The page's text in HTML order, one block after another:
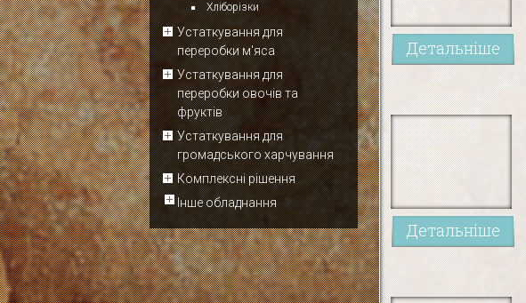
Хліборізки
Устаткування для
переробки м'яса
Устаткування для
переробки овочів та
фруктів
Устаткування для
громадського харчування
Комплексні рішення
Інше обладнання
Детальніше
Детальніше